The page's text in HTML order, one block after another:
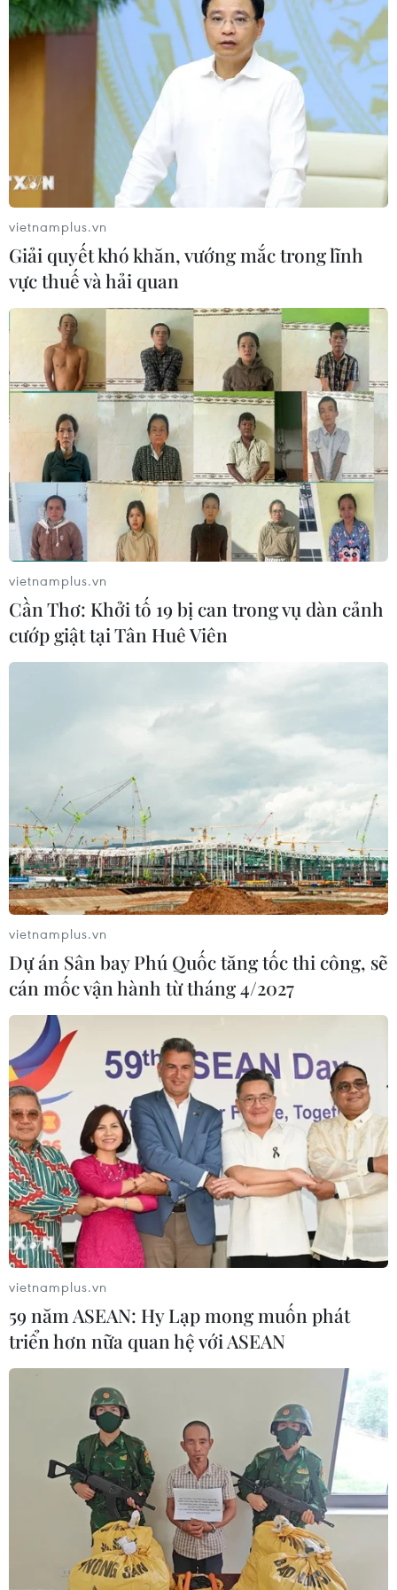
vietnamplus.vn
Giải quyết khó khăn, vướng mắc trong lĩnh
vực thuế và hải quan
vietnamplus.vn
Cần Thơ: Khởi tố 19 bị can trong vụ dàn cảnh
cướp giật tại Tân Huê Viên
vietnamplus.vn
Dự án Sân bay Phú Quốc tăng tốc thi công, sẽ
cán mốc vận hành từ tháng 4/2027
vietnamplus.vn
59 năm ASEAN: Hy Lạp mong muốn phát
triển hơn nữa quan hệ với ASEAN